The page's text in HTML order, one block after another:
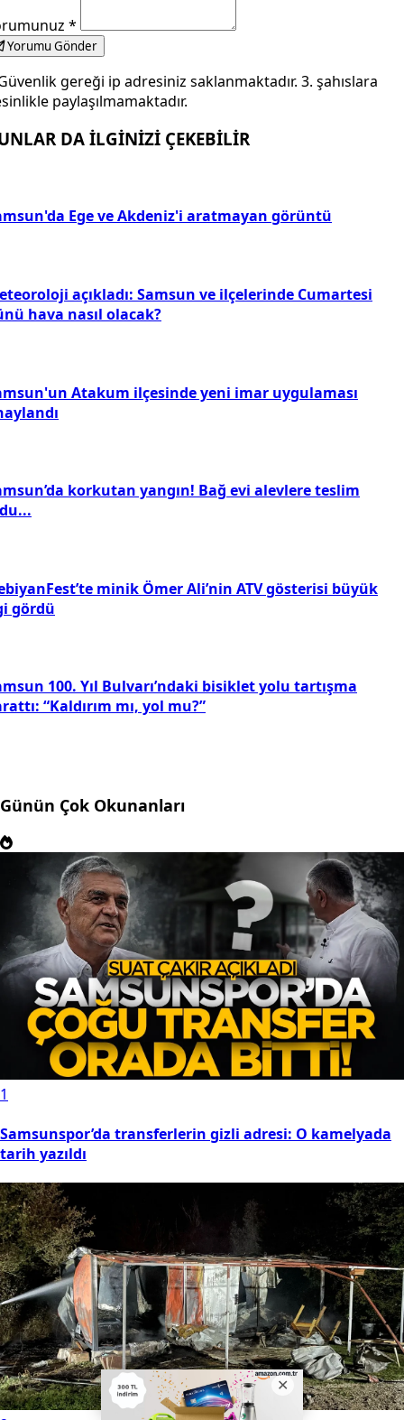
*
Yorumu Gönder
gereği ip adresiniz saklanmaktadır. 3. şahıslara
paylaşılmamaktadır.
DA İLGİNİZİ ÇEKEBİLİR
Ege ve Akdeniz'i aratmayan görüntü
açıkladı: Samsun ve ilçelerinde Cumartesi
hava nasıl olacak?
Atakum ilçesinde yeni imar uygulaması
korkutan yangın! Bağ evi alevlere teslim
minik Ömer Ali’nin ATV gösterisi büyük
gördü
100. Yıl Bulvarı’ndaki bisiklet yolu tartışma
“Kaldırım mı, yol mu?”
Günün Çok Okunanları
1
Samsunspor’da transferlerin gizli adresi: O kamelyada
tarih yazıldı